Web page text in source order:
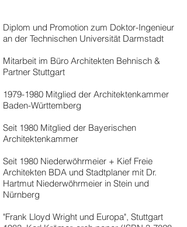
Diplom und Promotion zum Doktor-Ingenieur
an der Technischen Universität Darmstadt
Mitarbeit im Büro Architekten Behnisch &
Partner Stuttgart
1979-1980 Mitglied der Architektenkammer
Baden-Württemberg
Seit 1980 Mitglied der Bayerischen
Architektenkammer
Seit 1980 Niederwöhrmeier + Kief Freie
Architekten BDA und Stadtplaner mit Dr.
Hartmut Niederwöhrmeier in Stein und
Nürnberg
"Frank Lloyd Wright und Europa", Stuttgart